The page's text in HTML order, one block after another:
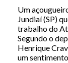
Um
Jundiaí (SP)
trabalho do
Segundo o
Henrique
um